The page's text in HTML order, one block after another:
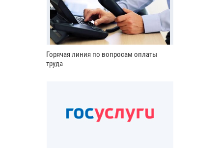
Горячая линия по вопросам оплаты
труда